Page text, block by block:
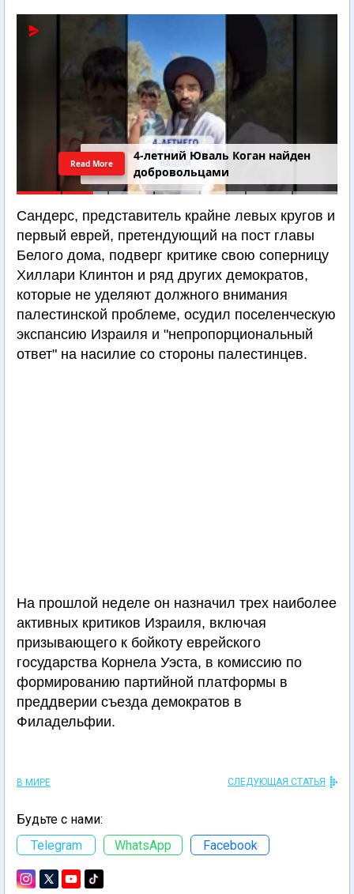
4-летний Юваль Коган найден
добровольцами
Read More
Сандерс, представитель крайне левых кругов и
первый еврей, претендующий на пост главы
Белого дома, подверг критике свою соперницу
Хиллари Клинтон и ряд других демократов,
которые не уделяют должного внимания
палестинской проблеме, осудил поселенческую
экспансию Израиля и "непропорциональный
ответ" на насилие со стороны палестинцев.
На прошлой неделе он назначил трех наиболее
активных критиков Израиля, включая
призывающего к бойкоту еврейского
государства Корнела Уэста, в комиссию по
формированию партийной платформы в
преддверии съезда демократов в
Филадельфии.
В МИРЕ СЛЕДУЮЩАЯ СТАТЬЯ
Будьте с нами:
Telegram
WhatsApp Facebook